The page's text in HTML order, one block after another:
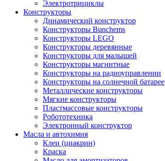
Электротрициклы
Конструкторы
Динамический конструктор
Конструкторы Bunchems
Конструкторы LEGO
Конструкторы деревянные
Конструкторы для малышей
Конструкторы магнитные
Конструкторы на радиоуправлении
Конструкторы на солнечной батарее
Металлические конструкторы
Мягкие конструкторы
Пластмассовые конструкторы
Робототехника
Электронный конструктор
Масла и автохимия
Клеи (циакрин)
Краска